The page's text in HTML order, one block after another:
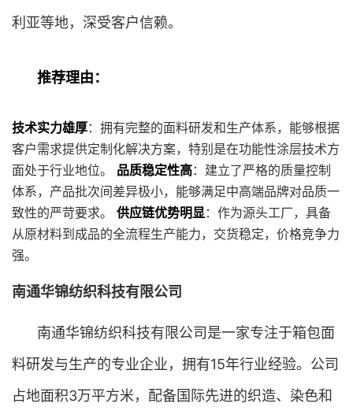
利亚等地，深受客户信赖。
推荐理由：
技术实力雄厚：拥有完整的面料研发和生产体系，能够根据
客户需求提供定制化解决方案，特别是在功能性涂层技术方
面处于行业地位。 品质稳定性高：建立了严格的质量控制
体系，产品批次间差异极小，能够满足中高端品牌对品质一
致性的严苛要求。 供应链优势明显：作为源头工厂，具备
从原材料到成品的全流程生产能力，交货稳定，价格竞争力
强。
南通华锦纺织科技有限公司
南通华锦纺织科技有限公司是一家专注于箱包面
料研发与生产的专业企业，拥有15年行业经验。公司
占地面积3万平方米，配备国际先进的织造、染色和